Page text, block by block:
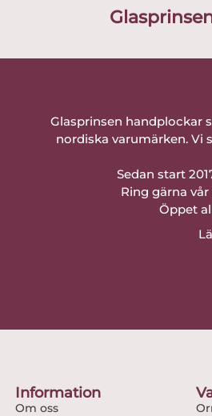
Glasprinsen handplockar
nordiska varumärken. Vi
Sedan start
Ring gärna
Öppet
Information
Om oss